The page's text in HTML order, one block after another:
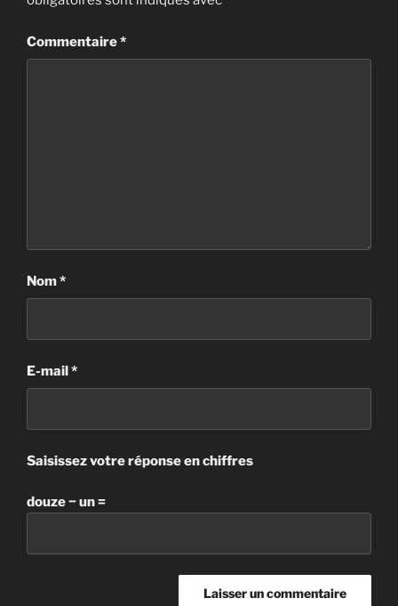
Commentaire*
Nom*
E-mail*
Saisissez votre réponse en chiffres
douze − un =